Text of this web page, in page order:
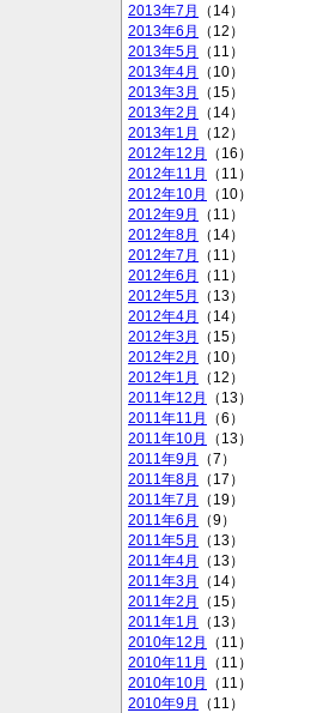
2013年7月
（14）
2013年6月
（12）
2013年5月
（11）
2013年4月
（10）
2013年3月
（15）
2013年2月
（14）
2013年1月
（12）
2012年12月
（16）
2012年11月
（11）
2012年10月
（10）
2012年9月
（11）
2012年8月
（14）
2012年7月
（11）
2012年6月
（11）
2012年5月
（13）
2012年4月
（14）
2012年3月
（15）
2012年2月
（10）
2012年1月
（12）
2011年12月
（13）
2011年11月
（6）
2011年10月
（13）
2011年9月
（7）
2011年8月
（17）
2011年7月
（19）
2011年6月
（9）
2011年5月
（13）
2011年4月
（13）
2011年3月
（14）
2011年2月
（15）
2011年1月
（13）
2010年12月
（11）
2010年11月
（11）
2010年10月
（11）
2010年9月
（11）